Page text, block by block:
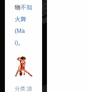
物不知
火舞
(Ma
i)。
分类:游